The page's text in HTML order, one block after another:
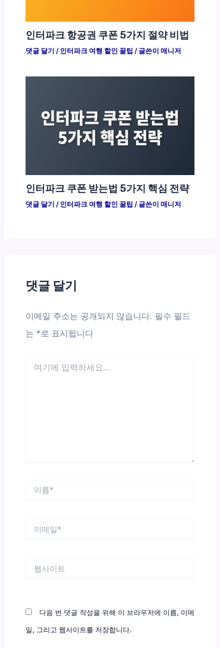
인터파크 항공권 쿠폰 5가지 절약 비법
댓글 달기 / 인터파크 여행 할인 꿀팁 / 글쓴이 매니저
인터파크 쿠폰 받는법 5가지 핵심 전략
댓글 달기 / 인터파크 여행 할인 꿀팁 / 글쓴이 매니저
댓글 달기
이메일 주소는 공개되지 않습니다. 필수 필드
는 *로 표시됩니다
다음 번 댓글 작성을 위해 이 브라우저에 이름, 이메
일, 그리고 웹사이트를 저장합니다.